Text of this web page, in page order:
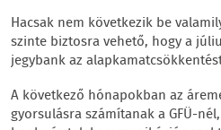
Hacsak nem következik be
szinte biztosra vehető, hogy a
jegybank az
A következő hónapokban az
gyorsulásra számítanak a GFÜ-